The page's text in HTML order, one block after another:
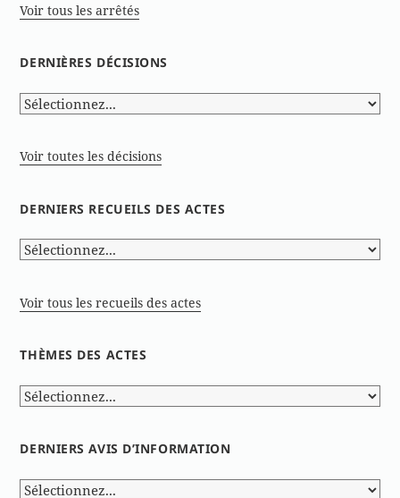
Voir tous les arrêtés
DERNIÈRES DÉCISIONS
Voir toutes les décisions
DERNIERS RECUEILS DES ACTES
Voir tous les recueils des actes
THÈMES DES ACTES
DERNIERS AVIS D’INFORMATION